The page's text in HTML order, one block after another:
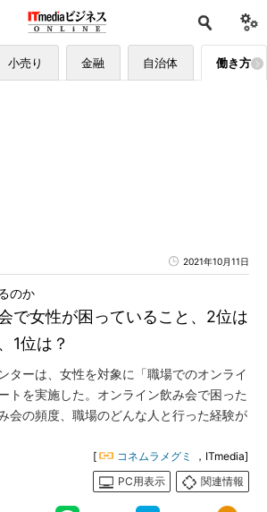
小売り 金融 自治体 働き方
2021年10月11日
で女性が困っていること、2位は
1位は？
のか
ターは、女性を対象に「職場でのオンライ
トを実施した。オンライン飲み会で困った
会の頻度、職場のどんな人と行った経験が
[ コネムラメグミ
，ITmedia]
PC用表示
関連情報